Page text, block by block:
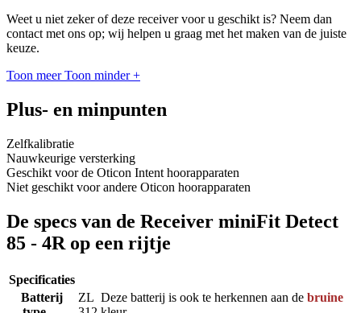
Weet u niet zeker of deze receiver voor u geschikt is? Neem dan
contact met ons op; wij helpen u graag met het maken van de juiste
keuze.
Toon meer Toon minder +
Plus- en minpunten
Zelfkalibratie
Nauwkeurige versterking
Geschikt voor de Oticon Intent hoorapparaten
Niet geschikt voor andere Oticon hoorapparaten
De specs van de Receiver miniFit Detect
85 - 4R op een rijtje
Specificaties
Batterij
ZL Deze batterij is ook te herkennen aan de bruine